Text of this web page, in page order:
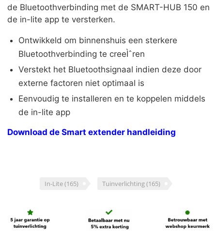
de Bluetoothverbinding met de SMART-HUB 150 en
de in-lite app te versterken.
Ontwikkeld om binnenshuis een sterkere
Bluetoothverbinding te creeÌˆren
Verstekt het Bluetoothsignaal indien deze door
externe factoren niet optimaal is
Eenvoudig te installeren en te koppelen middels
de in-lite app
Download de Smart extender handleiding
In-Lite(165) Tuinverlichting(165)